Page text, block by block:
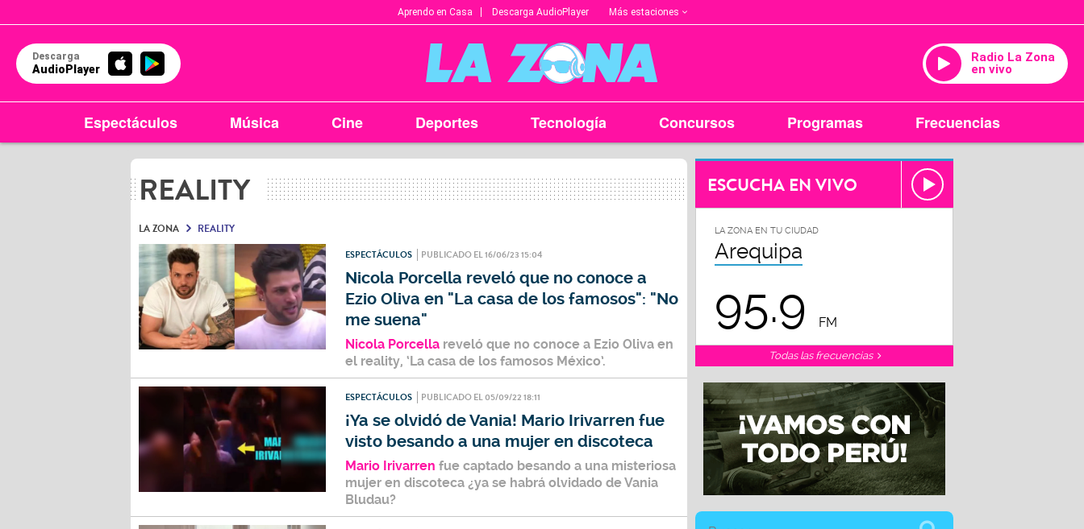
Aprendo en Casa Descarga AudioPlayer Más estaciones
Descarga
AudioPlayer
Radio La Zona
en vivo
Espectáculos Música Cine Deportes Tecnología Concursos Programas Frecuencias
REALITY
LA ZONA REALITY
ESPECTÁCULOS PUBLICADO EL 16/06/23 15:04
Nicola Porcella reveló que no conoce a
Ezio Oliva en "La casa de los famosos": "No
me suena"
Nicola Porcella reveló que no conoce a Ezio Oliva en
el reality, ‘La casa de los famosos México’.
ESPECTÁCULOS PUBLICADO EL 05/09/22 18:11
¡Ya se olvidó de Vania! Mario Irivarren fue
visto besando a una mujer en discoteca
Mario Irivarren fue captado besando a una misteriosa
mujer en discoteca ¿ya se habrá olvidado de Vania
Bludau?
ESCUCHA EN VIVO
LA ZONA EN TU CIUDAD
Arequipa
95.9 FM
Todas las frecuencias